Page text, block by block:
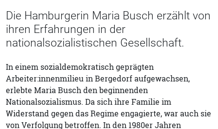
Die Hamburgerin Maria Busch erzählt von
ihren Erfahrungen in der
nationalsozialistischen Gesellschaft.
In einem sozialdemokratisch geprägten
Arbeiter:innenmilieu in Bergedorf aufgewachsen,
erlebte Maria Busch den beginnenden
Nationalsozialismus. Da sich ihre Familie im
Widerstand gegen das Regime engagierte, war auch sie
von Verfolgung betroffen. In den 1980er Jahren